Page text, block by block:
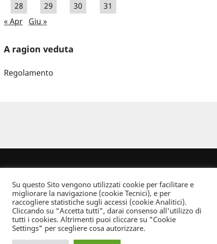
28
29 30
31
« Apr Giu »
A ragion veduta
Regolamento
Dove non indicato altrimenti quest’opera è distribuita con Licenza
Creative Commons Attribuzione - Non commerciale - Non opere derivate 2.5 Italia
Su questo Sito vengono utilizzati cookie per facilitare e
migliorare la navigazione (cookie Tecnici), e per
raccogliere statistiche sugli accessi (cookie Analitici).
Cliccando su “Accetta tutti”, darai consenso all'utilizzo di
tutti i cookies. Altrimenti puoi cliccare su "Cookie
Settings" per scegliere cosa autorizzare.